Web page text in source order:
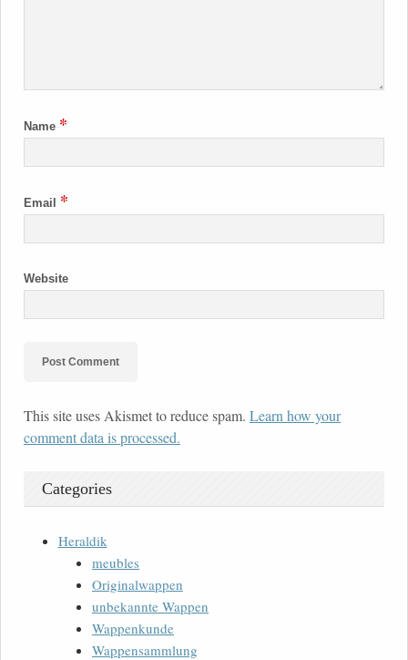
Name *
Email *
Website
This site uses Akismet to reduce spam. Learn how your
comment data is processed.
Categories
Heraldik
meubles
Originalwappen
unbekannte Wappen
Wappenkunde
Wappensammlung